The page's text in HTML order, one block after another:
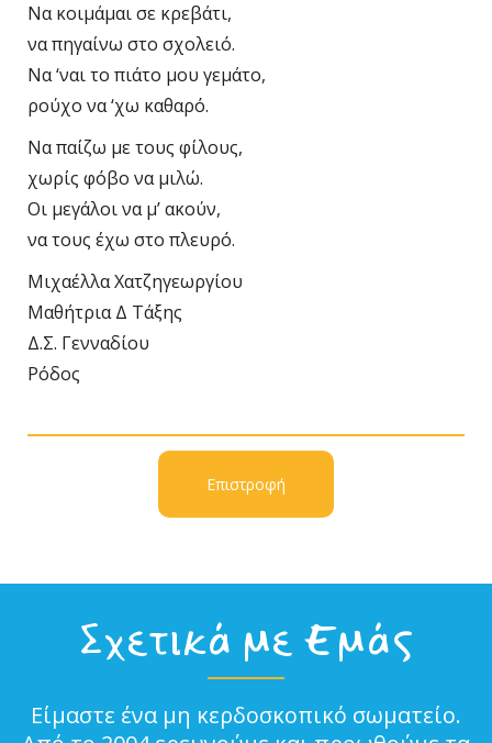
Να κοιμάμαι σε κρεβάτι,
να πηγαίνω στο σχολειό.
Να ‘ναι το πιάτο μου γεμάτο,
ρούχο να ‘χω καθαρό.
Να παίζω με τους φίλους,
χωρίς φόβο να μιλώ.
Οι μεγάλοι να μ’ ακούν,
να τους έχω στο πλευρό.
Μιχαέλλα Χατζηγεωργίου
Μαθήτρια Δ Τάξης
Δ.Σ. Γενναδίου
Ρόδος
Επιστροφή
Σχετικά με Εμάς
Είμαστε ένα μη κερδοσκοπικό σωματείο.